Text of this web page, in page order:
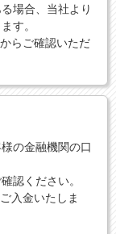
場合、当社より
す。
らご確認いただ
の金融機関の口
認ください。
入金いたしま